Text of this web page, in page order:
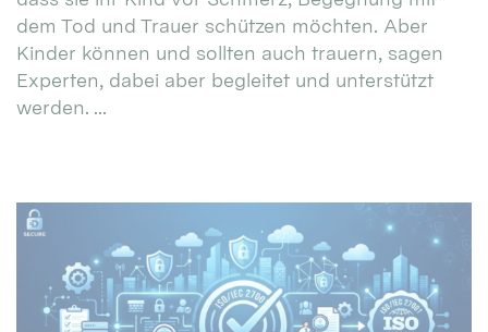
dem Tod und Trauer schützen möchten. Aber
Kinder können und sollten auch trauern, sagen
Experten, dabei aber begleitet und unterstützt
werden. ...